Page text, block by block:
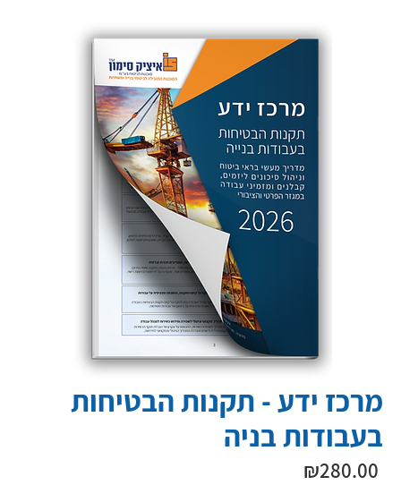
מרכז ידע - תקנות הבטיחות
בעבודות בניה
₪280.00